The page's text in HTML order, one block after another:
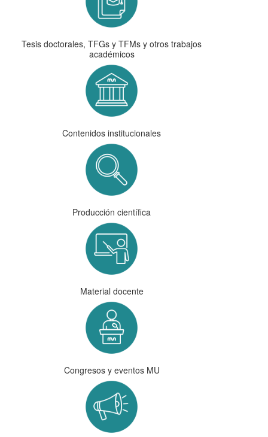
Tesis doctorales, TFGs y TFMs y otros trabajos
académicos
Contenidos institucionales
Producción científica
Material docente
Congresos y eventos MU